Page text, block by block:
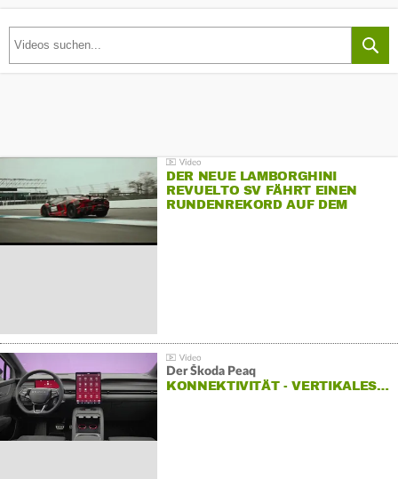
DER NEUE LAMBORGHINI
REVUELTO SV FÄHRT EINEN
RUNDENREKORD AUF DEM
Der Škoda Peaq
KONNEKTIVITÄT - VERTIKALES…